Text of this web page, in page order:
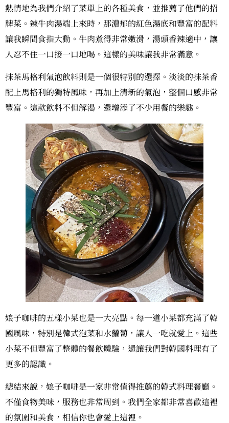
熱情地為我們介紹了菜單上的各種美食，並推薦了他們的招
牌菜。辣牛肉湯端上來時，那濃郁的紅色湯底和豐富的配料
讓我瞬間食指大動。牛肉煮得非常嫩滑，湯頭香辣適中，讓
人忍不住一口接一口地喝。這樣的美味讓我非常滿意。
抹茶馬格利氣泡飲料則是一個很特別的選擇。淡淡的抹茶香
配上馬格利的獨特風味，再加上清新的氣泡，整個口感非常
豐富。這款飲料不但解渴，還增添了不少用餐的樂趣。
娘子咖啡的五樣小菜也是一大亮點。每一道小菜都充滿了韓
國風味，特別是韓式泡菜和水蘿蔔，讓人一吃就愛上。這些
小菜不但豐富了整體的餐飲體驗，還讓我們對韓國料理有了
更多的認識。
總結來說，娘子咖啡是一家非常值得推薦的韓式料理餐廳。
不僅食物美味，服務也非常周到。我們全家都非常喜歡這裡
的氛圍和美食，相信你也會愛上這裡。